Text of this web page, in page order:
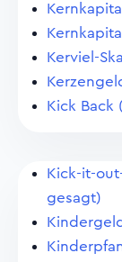
Kerviel-
Kick Back
Kick-it-
gesagt)